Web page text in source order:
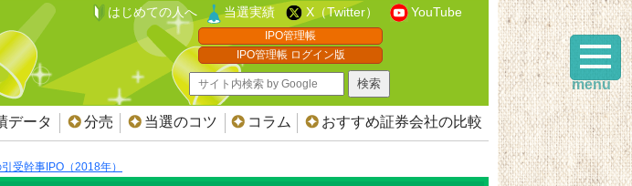
はじめての人へ 当選実績 X（Twitter） YouTube
IPO管理帳
IPO管理帳 ログイン版
データ 分売 当選のコツ コラム おすすめ証券会社の比較
受幹事IPO（2018年）
menu